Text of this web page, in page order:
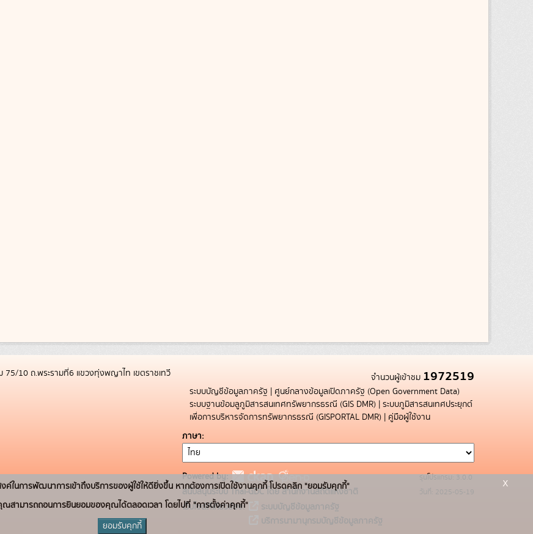
10 ถ.พระรามที่6 แขวงทุ่งพญาไท เขตราชเทวี
จำนวนผู้เข้าชม 1972519
ระบบบัญชีข้อมูลภาครัฐ | ศูนย์กลางข้อมูลเปิดภาครัฐ (Open Government Data)
ระบบฐานข้อมลูภูมิสารสนเทศทรัพยากรธรณี (GIS DMR) | ระบบภูมิสารสนเทศประยุกต์
เพื่อการบริหารจัดการทรัพยากรธรณี (GISPORTAL DMR) | คู่มือผู้ใช้งาน
ภาษา
Powered by:
สนับสนุนระบบ Thai-GDC โดย สำนักงานสถิติแห่งชาติ
เว็บไซต์ที่เกี่ยวข้อง:
ระบบบัญชีข้อมูลภาครัฐ
บริการนามานุกรมบัญชีข้อมูลภาครัฐ
รุ่นโปรแกรม: 3.0.0
วันที่: 2025-05-19
งค์ในการพัฒนาการเข้าถึงบริการของผู้ใช้ให้ดียิ่งขึ้น หากต้องการเปิดใช้งานคุกกี้ โปรดคลิก "ยอมรับคุกกี้"
ณสามารถถอนการยินยอมของคุณได้ตลอดเวลา โดยไปที่ "การตั้งค่าคุกกี้"
ยอมรับคุกกี้
x